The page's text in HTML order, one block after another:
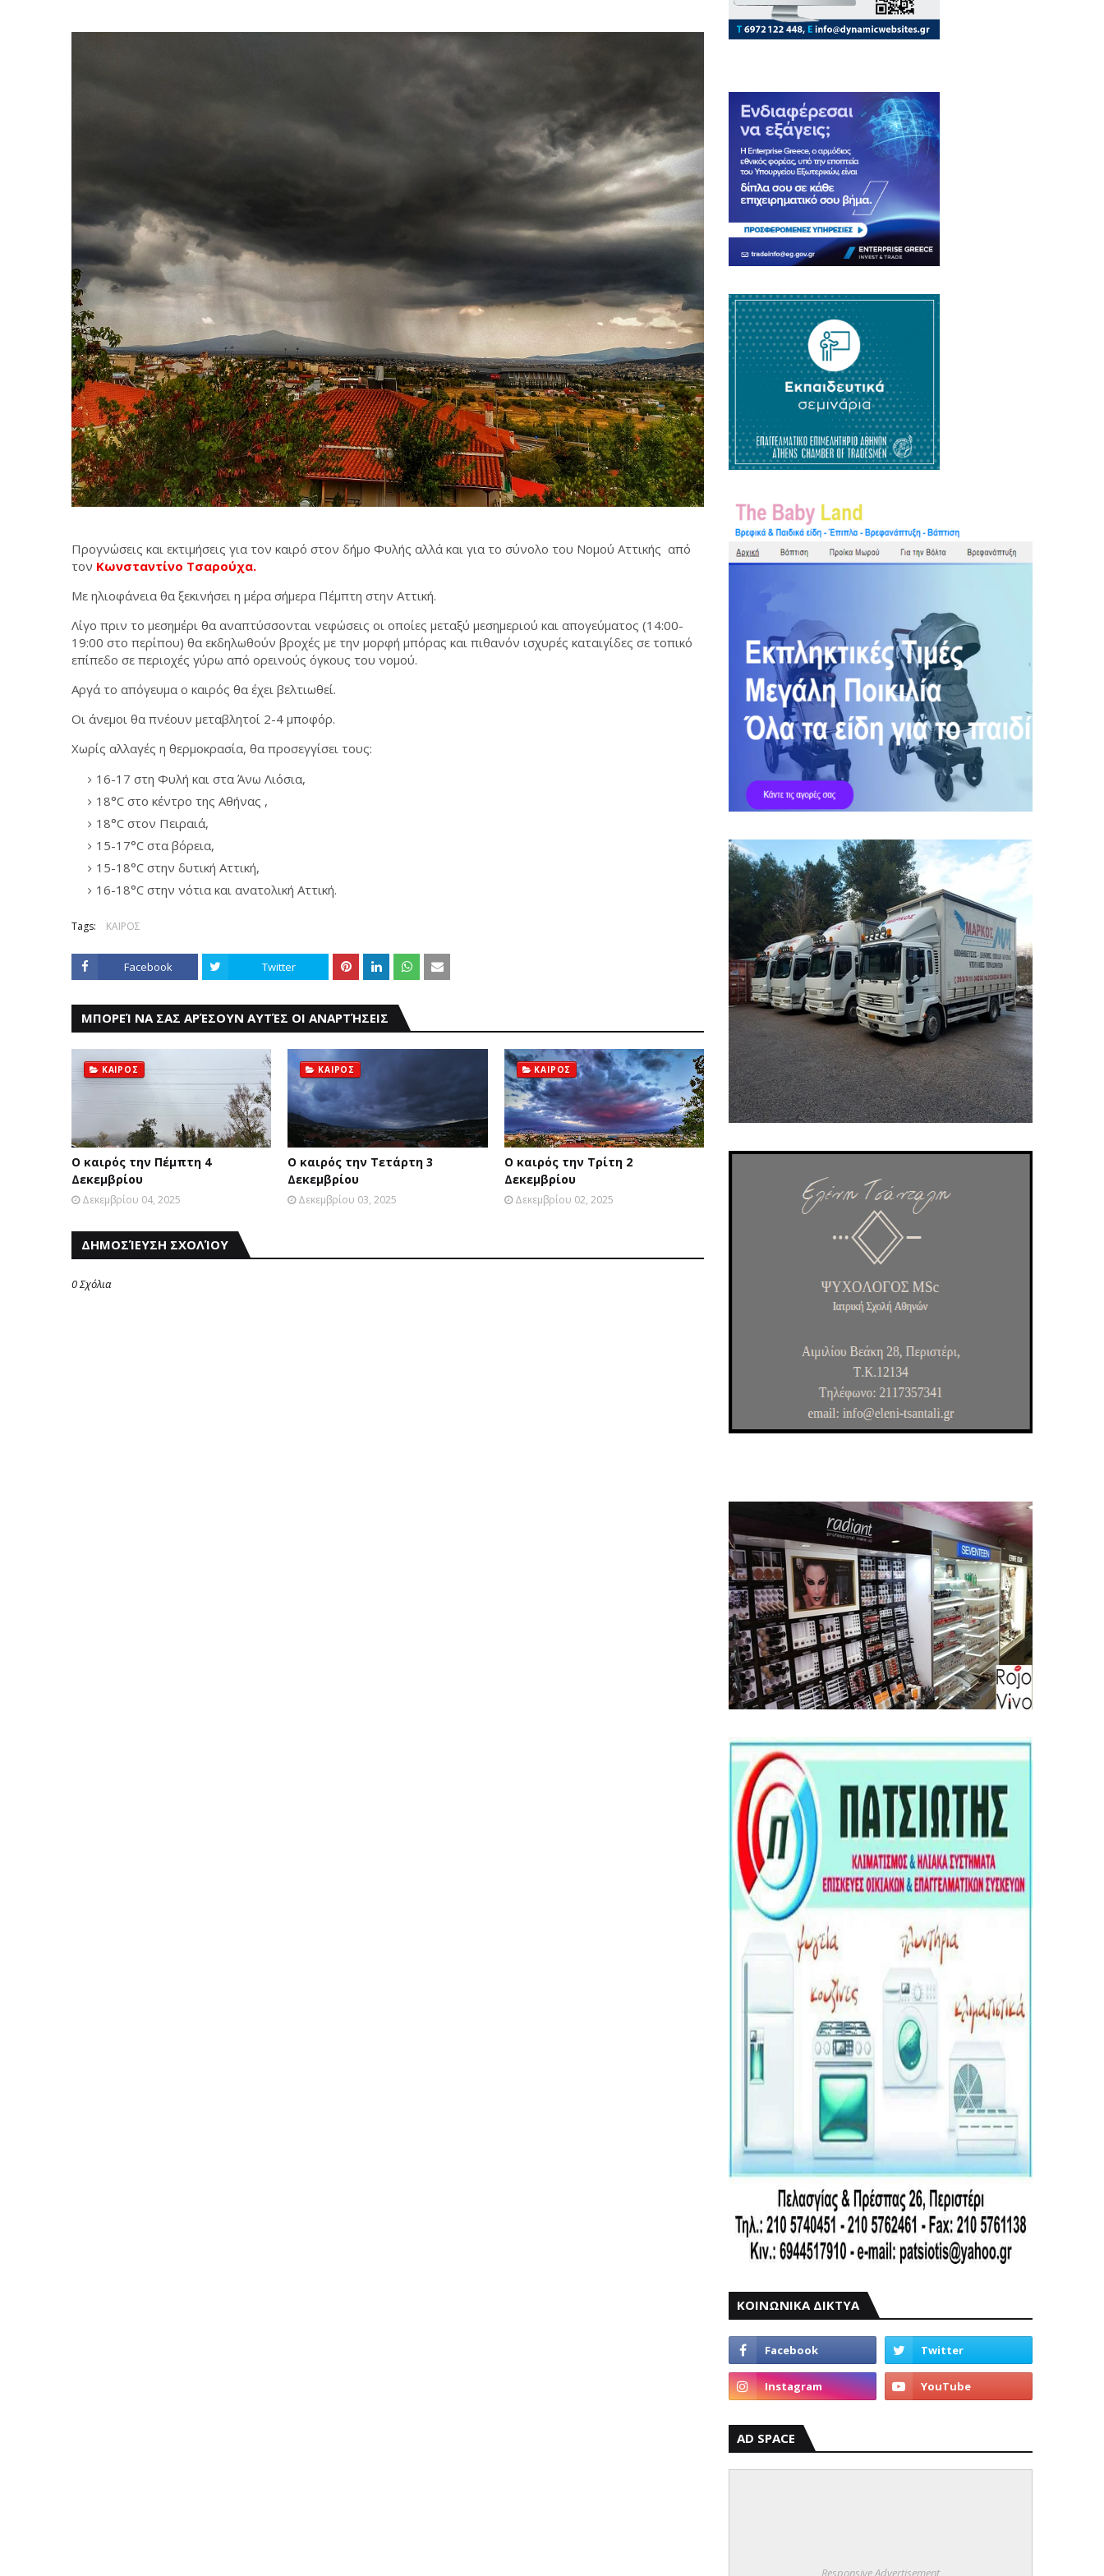
Προγνώσεις και εκτιμήσεις για τον καιρό στον δήμο Φυλής αλλά και για το σύνολο του Νομού Αττικής από
τον Κωνσταντίνο Τσαρούχα.
Με ηλιοφάνεια θα ξεκινήσει η μέρα σήμερα Πέμπτη στην Αττική.
Λίγο πριν το μεσημέρι θα αναπτύσσονται νεφώσεις οι οποίες μεταξύ μεσημεριού και απογεύματος (14:00-
19:00 στο περίπου) θα εκδηλωθούν βροχές με την μορφή μπόρας και πιθανόν ισχυρές καταιγίδες σε τοπικό
επίπεδο σε περιοχές γύρω από ορεινούς όγκους του νομού.
Αργά το απόγευμα ο καιρός θα έχει βελτιωθεί.
Οι άνεμοι θα πνέουν μεταβλητοί 2-4 μποφόρ.
Χωρίς αλλαγές η θερμοκρασία, θα προσεγγίσει τους:
16-17 στη Φυλή και στα Άνω Λιόσια,
18°C στο κέντρο της Αθήνας ,
18°C στον Πειραιά,
15-17°C στα βόρεια,
15-18°C στην δυτική Αττική,
16-18°C στην νότια και ανατολική Αττική.
Tags: ΚΑΙΡΟΣ
Facebook Twitter
ΜΠΟΡΕΊ ΝΑ ΣΑΣ ΑΡΈΣΟΥΝ ΑΥΤΈΣ ΟΙ ΑΝΑΡΤΉΣΕΙΣ
ΚΑΙΡΟΣ
Ο καιρός την Πέμπτη 4
Δεκεμβρίου
Δεκεμβρίου 04, 2025
ΚΑΙΡΟΣ
Ο καιρός την Τετάρτη 3
Δεκεμβρίου
Δεκεμβρίου 03, 2025
ΚΑΙΡΟΣ
Ο καιρός την Τρίτη 2
Δεκεμβρίου
Δεκεμβρίου 02, 2025
ΔΗΜΟΣΊΕΥΣΗ ΣΧΟΛΊΟΥ
0 Σχόλια
ΚΟΙΝΩΝΙΚΑ ΔΙΚΤΥΑ
AD SPACE
Responsive Advertisement